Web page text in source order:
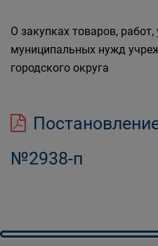
О закупках товаров, работ,
муниципальных нужд
городского округа
№2938-п